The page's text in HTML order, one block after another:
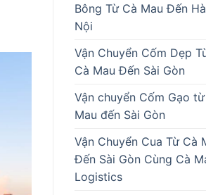
Bông Từ Cà Mau Đến Hà
Nội
Vận Chuyển Cốm Dẹp
Cà Mau Đến Sài Gòn
Vận chuyển Cốm Gạo
Mau đến Sài Gòn
Vận Chuyển Cua Từ Cà
Đến Sài Gòn Cùng Cà
Logistics